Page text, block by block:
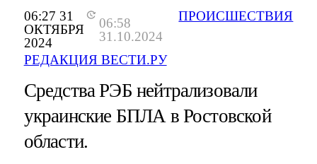
06:27 31
ОКТЯБРЯ
2024
06:58
31.10.2024
РЕДАКЦИЯ ВЕСТИ.РУ
ПРОИСШЕСТВИЯ
Средства РЭБ нейтрализовали
украинские БПЛА в Ростовской
области.